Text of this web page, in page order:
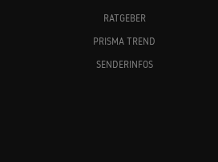
RATGEBER
PRISMA TREND
SENDERINFOS